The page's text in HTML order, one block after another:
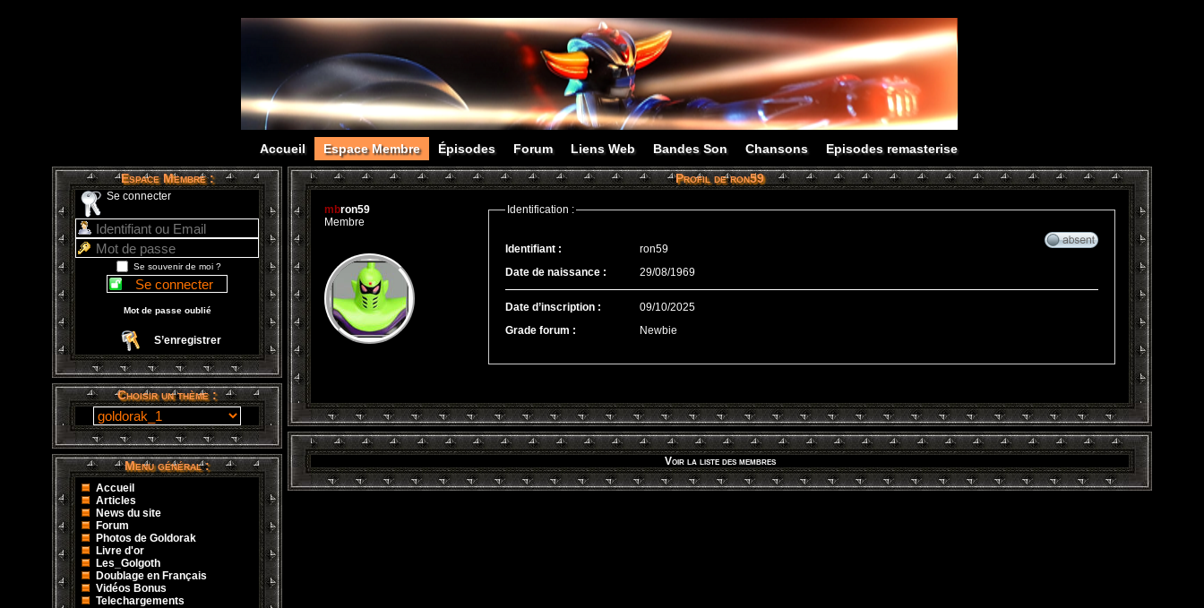
Accueil Espace Membre Épisodes Forum Liens Web Bandes Son Chansons Episodes remasterise
Espace Membre :
Se connecter
Se souvenir de moi ?
Mot de passe oublié
S’enregistrer
Choisir un thème :
Menu général :
Accueil
Articles
News du site
Forum
Photos de Goldorak
Livre d'or
Les_Golgoth
Doublage en Français
Vidéos Bonus
Telechargements
Profil de ron59
mbron59
Membre
Identification :
Identifiant :
ron59
Date de naissance :
29/08/1969
Date d’inscription :
09/10/2025
Grade forum :
Newbie
Voir la liste des membres